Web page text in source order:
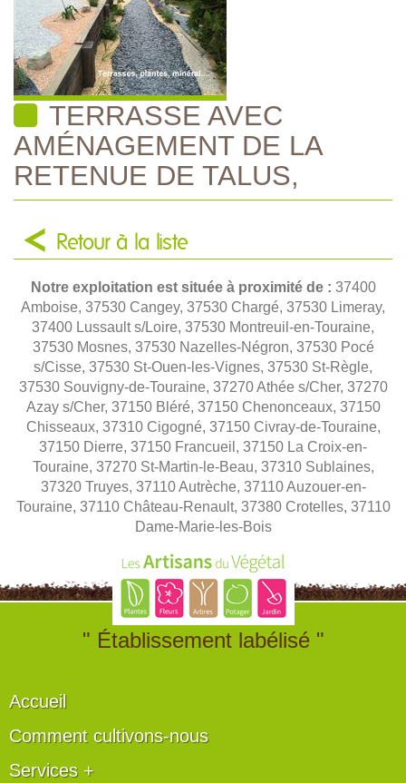
TERRASSE AVEC
AMÉNAGEMENT DE LA
RETENUE DE TALUS,
Retour à la liste
Notre exploitation est située à proximité de : 37400
Amboise, 37530 Cangey, 37530 Chargé, 37530 Limeray,
37400 Lussault s/Loire, 37530 Montreuil-en-Touraine,
37530 Mosnes, 37530 Nazelles-Négron, 37530 Pocé
s/Cisse, 37530 St-Ouen-les-Vignes, 37530 St-Règle,
37530 Souvigny-de-Touraine, 37270 Athée s/Cher, 37270
Azay s/Cher, 37150 Bléré, 37150 Chenonceaux, 37150
Chisseaux, 37310 Cigogné, 37150 Civray-de-Touraine,
37150 Dierre, 37150 Francueil, 37150 La Croix-en-
Touraine, 37270 St-Martin-le-Beau, 37310 Sublaines,
37320 Truyes, 37110 Autrèche, 37110 Auzouer-en-
Touraine, 37110 Château-Renault, 37380 Crotelles, 37110
Dame-Marie-les-Bois
" Établissement labélisé "
Accueil
Comment cultivons-nous
Services +